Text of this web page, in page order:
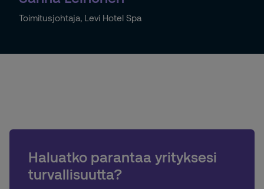
Toimitusjohtaja, Levi Hotel Spa
Haluatko parantaa yrityksesi
turvallisuutta?